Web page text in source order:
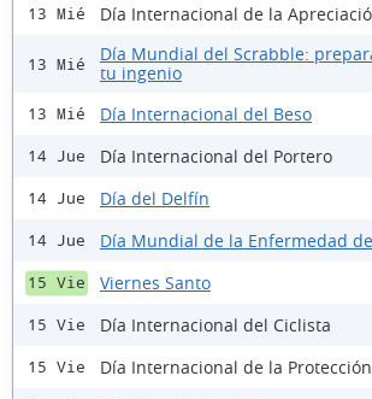
13 Mié Día Internacional de la
13 Mié
Día Mundial del Scrabble:
tu ingenio
13 Mié Día Internacional del Beso
14 Jue Día Internacional del Portero
14 Jue Día del Delfín
14 Jue Día Mundial de la Enfermedad
15 Vie Viernes Santo
15 Vie Día Internacional del Ciclista
15 Vie Día Internacional de la